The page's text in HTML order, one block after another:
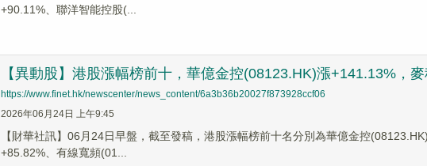
+90.11%、聯洋智能控股(...
【異動股】港股漲幅榜前十，華億金控(08123.HK)漲+141.13%，
https://www.finet.hk/newscenter/news_content/6a3b36b20027f873928ccf06
2026年06月24日 上午9:45
【財華社訊】06月24日早盤，截至發稿，港股漲幅榜前十名分別為華億金控
+85.82%、有線寬頻(01...